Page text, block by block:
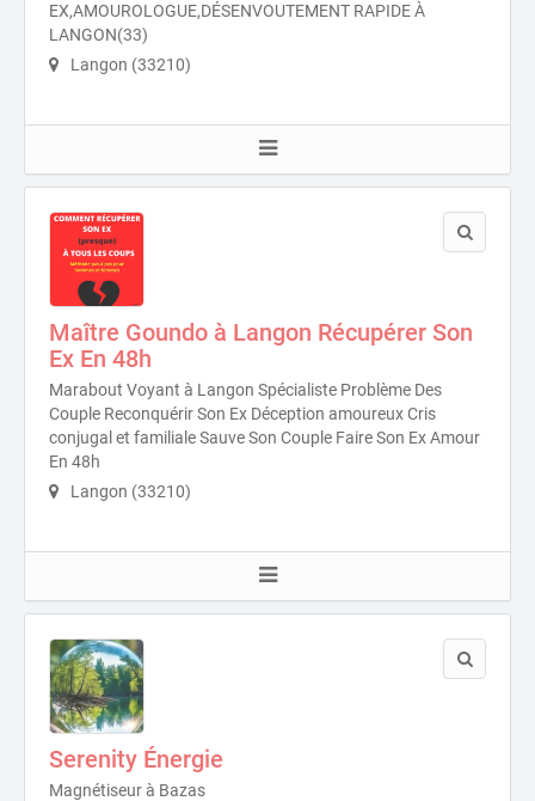
EX,AMOUROLOGUE,DÉSENVOUTEMENT RAPIDE À
LANGON(33)
Langon (33210)
Maître Goundo à Langon Récupérer Son
Ex En 48h
Marabout Voyant à Langon Spécialiste Problème Des
Couple Reconquérir Son Ex Déception amoureux Cris
conjugal et familiale Sauve Son Couple Faire Son Ex Amour
En 48h
Langon (33210)
Serenity Énergie
Magnétiseur à Bazas